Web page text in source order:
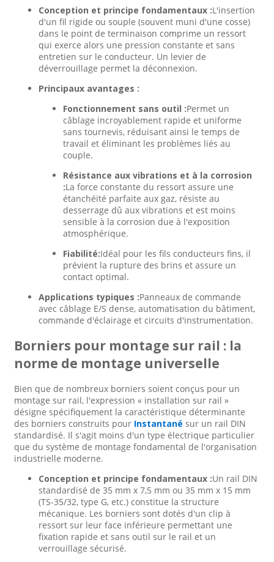
Conception et principe fondamentaux :L'insertion
d'un fil rigide ou souple (souvent muni d'une cosse)
dans le point de terminaison comprime un ressort
qui exerce alors une pression constante et sans
entretien sur le conducteur. Un levier de
déverrouillage permet la déconnexion.
Principaux avantages :
Fonctionnement sans outil :Permet un
câblage incroyablement rapide et uniforme
sans tournevis, réduisant ainsi le temps de
travail et éliminant les problèmes liés au
couple.
Résistance aux vibrations et à la corrosion
:La force constante du ressort assure une
étanchéité parfaite aux gaz, résiste au
desserrage dû aux vibrations et est moins
sensible à la corrosion due à l'exposition
atmosphérique.
Fiabilité:Idéal pour les fils conducteurs fins, il
prévient la rupture des brins et assure un
contact optimal.
Applications typiques :Panneaux de commande
avec câblage E/S dense, automatisation du bâtiment,
commande d'éclairage et circuits d'instrumentation.
Borniers pour montage sur rail : la
norme de montage universelle
Bien que de nombreux borniers soient conçus pour un
montage sur rail, l'expression « installation sur rail »
désigne spécifiquement la caractéristique déterminante
des borniers construits pour Instantané sur un rail DIN
standardisé. Il s'agit moins d'un type électrique particulier
que du système de montage fondamental de l'organisation
industrielle moderne.
Conception et principe fondamentaux :Un rail DIN
standardisé de 35 mm x 7,5 mm ou 35 mm x 15 mm
(TS-35/32, type G, etc.) constitue la structure
mécanique. Les borniers sont dotés d'un clip à
ressort sur leur face inférieure permettant une
fixation rapide et sans outil sur le rail et un
verrouillage sécurisé.